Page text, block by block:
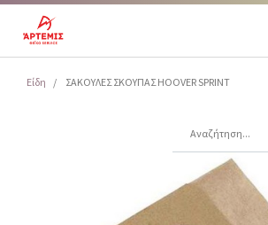
Είδη ΣΑΚΟΥΛΕΣ ΣΚΟΥΠΑΣ HOOVER SPRINT